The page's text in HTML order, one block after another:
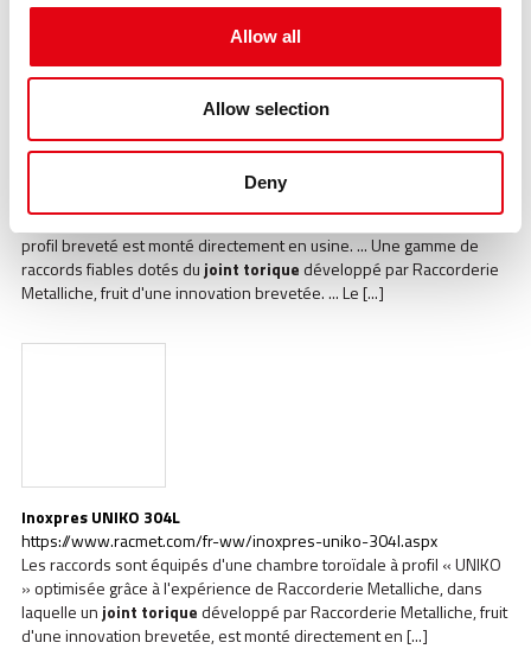
Allow all
Allow selection
Deny
Système de raccords à sertir en acier au carbone, steelPRES /
https://www.racmet.com/fr-ww/steel-pres.aspx
À l'intérieur de chaque raccord, lejointtoriqueen EPDM avec un
profil breveté est monté directement en usine. ... Une gamme de
raccords fiables dotés du joint toriquedéveloppé par Raccorderie
Metalliche, fruit d'une innovation brevetée. ... Le [...]
Inoxpres UNIKO 304L
https://www.racmet.com/fr-ww/inoxpres-uniko-304l.aspx
Les raccords sont équipés d'une chambre toroïdale à profil « UNIKO
» optimisée grâce à l'expérience de Raccorderie Metalliche, dans
laquelle un joint toriquedéveloppé par Raccorderie Metalliche, fruit
d'une innovation brevetée, est monté directement en [...]